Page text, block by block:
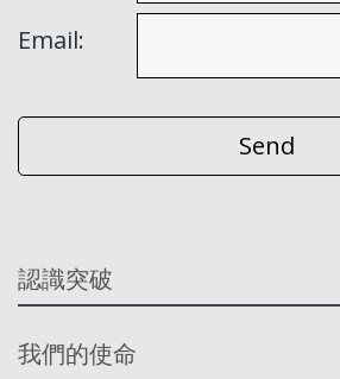
Email:
認識突破
我們的使命